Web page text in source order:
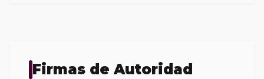
Firmas de Autoridad